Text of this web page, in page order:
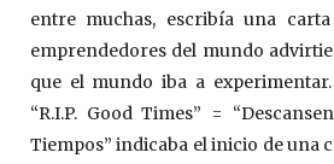
entre muchas, escribía una
emprendedores del mundo
que el mundo iba a
“R.I.P. Good Times” =
Tiempos” indicaba el inicio de una